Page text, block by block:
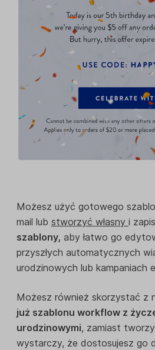
Możesz użyć gotowego
mail lub stworzyć własny i
szablony, aby łatwo go
przyszłych automatycznych
urodzinowych lub kampaniach
Możesz również skorzystać z
już szablonu workflow z
urodzinowymi, zamiast
wystarczy, że dostosujesz go